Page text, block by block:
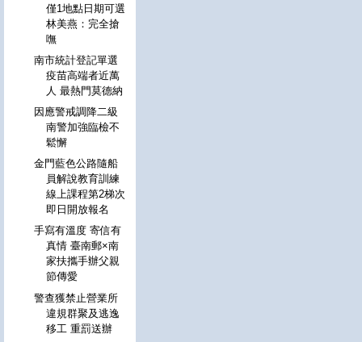
僅1地點日期可選
林美燕：完全搶
嘸
南市統計登記單選
疫苗高端者近萬
人 最熱門莫德納
因應警戒調降二級
南警加強臨檢不
鬆懈
金門藍色公路隨船
員解說教育訓練
線上課程第2梯次
即日開放報名
手寫有溫度 寄信有
真情 臺南郵×南
家扶攜手辦父親
節傳愛
警查獲禁止營業所
違規群聚及逃逸
移工 重罰送辦